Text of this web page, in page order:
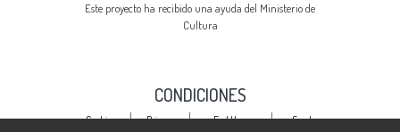
Este proyecto ha recibido una ayuda del Ministerio de
Cultura
CONDICIONES
Cookie
Privacy
End User
Send